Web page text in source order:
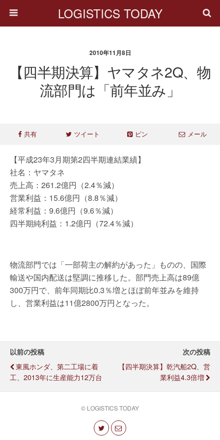
LOGISTICS TODAY
2010年11月8日
【四半期決算】ヤマタネ2Q、物
流部門は「前年並み」
共有 ツイート ピン メール
【平成23年3月期第2四半期連結業績】
社名：ヤマタネ
売上高：261.2億円（2.4％減）
営業利益：15.6億円（8.8％減）
経常利益：9.6億円（9.6％減）
四半期純利益：1.2億円（72.4％減）
物流部門では「一部荷主の解約があった」ものの、国際
輸送や国内配送は堅調に推移した。部門売上高は89億
300万円で、前年同期比0.3％増とほぼ前年並みを維持
し、営業利益は11億2800万円となった。
以前の投稿
東風ホンダ、第二工場に着
工、2013年に生産能力12万台
次の投稿
【四半期決算】乾汽船2Q、営
業利益4.3倍増
© LOGISTICS TODAY